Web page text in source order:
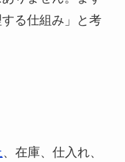
る仕組み」と考
、在庫、仕入れ、